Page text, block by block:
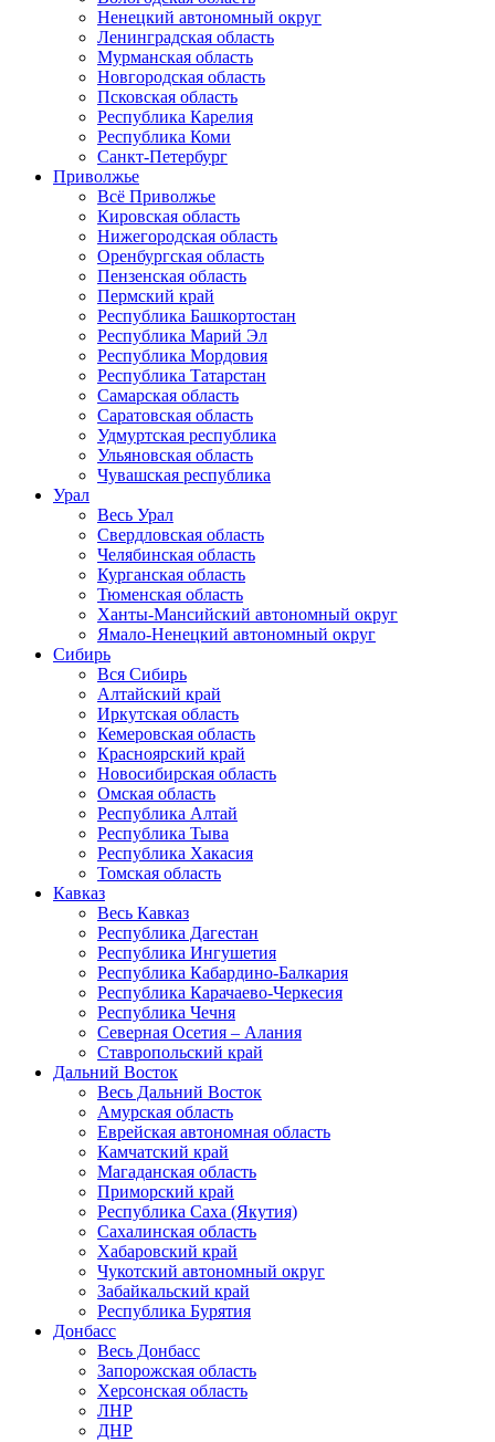
Ненецкий автономный округ
Ленинградская область
Мурманская область
Новгородская область
Псковская область
Республика Карелия
Республика Коми
Санкт-Петербург
Приволжье
Всё Приволжье
Кировская область
Нижегородская область
Оренбургская область
Пензенская область
Пермский край
Республика Башкортостан
Республика Марий Эл
Республика Мордовия
Республика Татарстан
Самарская область
Саратовская область
Удмуртская республика
Ульяновская область
Чувашская республика
Урал
Весь Урал
Свердловская область
Челябинская область
Курганская область
Тюменская область
Ханты-Мансийский автономный округ
Ямало-Ненецкий автономный округ
Сибирь
Вся Сибирь
Алтайский край
Иркутская область
Кемеровская область
Красноярский край
Новосибирская область
Омская область
Республика Алтай
Республика Тыва
Республика Хакасия
Томская область
Кавказ
Весь Кавказ
Республика Дагестан
Республика Ингушетия
Республика Кабардино-Балкария
Республика Карачаево-Черкесия
Республика Чечня
Северная Осетия – Алания
Ставропольский край
Дальний Восток
Весь Дальний Восток
Амурская область
Еврейская автономная область
Камчатский край
Магаданская область
Приморский край
Республика Саха (Якутия)
Сахалинская область
Хабаровский край
Чукотский автономный округ
Забайкальский край
Республика Бурятия
Донбасс
Весь Донбасс
Запорожская область
Херсонская область
ЛНР
ДНР